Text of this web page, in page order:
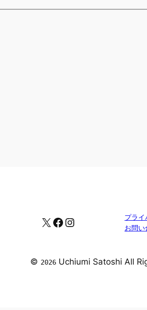
X Facebook
Instagram
プライ
お問い
© 2026 Uchiumi Satoshi All